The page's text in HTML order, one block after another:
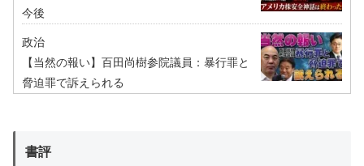
今後
政治
【当然の報い】百田尚樹参院議員：暴行罪と
脅迫罪で訴えられる
書評